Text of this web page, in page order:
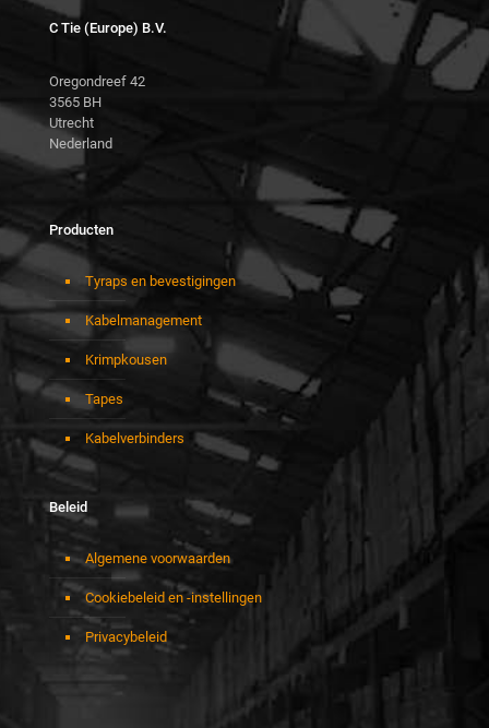
C Tie (Europe) B.V.
Oregondreef 42
3565 BH
Utrecht
Nederland
Producten
Tyraps en bevestigingen
Kabelmanagement
Krimpkousen
Tapes
Kabelverbinders
Beleid
Algemene voorwaarden
Cookiebeleid en -instellingen
Privacybeleid